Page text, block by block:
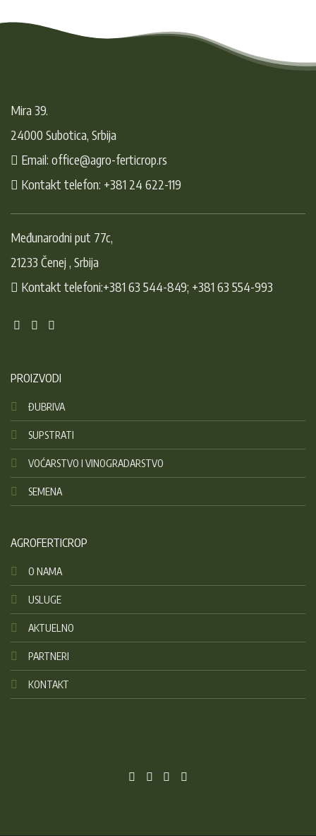
Mira 39.
24000 Subotica, Srbija
Email: office@agro-ferticrop.rs
Kontakt telefon: +381 24 622-119
Međunarodni put 77c,
21233 Čenej , Srbija
Kontakt telefoni:+381 63 544-849; +381 63 554-993
PROIZVODI
ĐUBRIVA
SUPSTRATI
VOĆARSTVO I VINOGRADARSTVO
SEMENA
AGROFERTICROP
O NAMA
USLUGE
AKTUELNO
PARTNERI
KONTAKT